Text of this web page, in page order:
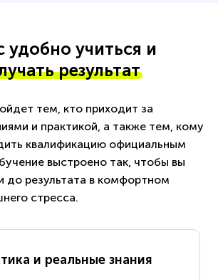
удобно учиться и
результат
тем, кто приходит за
и практикой, а также тем, кому
квалификацию официальным
выстроено так, чтобы вы
до результата в комфортном
стресса.
и реальные знания